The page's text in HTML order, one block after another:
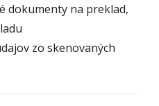
dokumenty na preklad,
zo skenovaných